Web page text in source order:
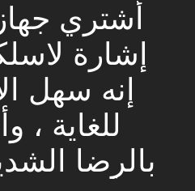
أشتري
إشارة
إنه سهل
للغاية ،
بالرضا